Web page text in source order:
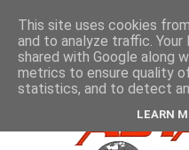
Δημιουργιών του Συλλόγου
This site uses cookies
and to analyze traffic.
shared with Google along
metrics to ensure quality
statistics, and to detect
LEARN